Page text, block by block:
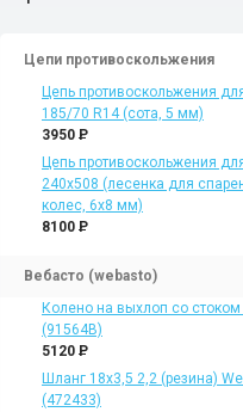
Цепи противоскольжения
Цепь противоскольжения
185/70 R14 (сота, 5 мм)
3950 P
Цепь противоскольжения
240х508 (лесенка для
колес, 6x8 мм)
8100 P
Вебасто (webasto)
Колено на выхлоп со
(91564B)
5120 P
Шланг 18x3,5 2,2 (резина)
(472433)